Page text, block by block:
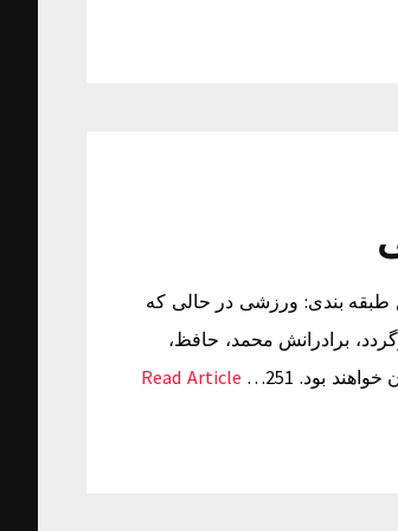
ساعت ۱۵:۱۶ منبع خبر: خبر آنلاین طبقه بندی: ورزشی در حالی که
برادرانش محمد، حافظ،
بود. 251…
Read Article